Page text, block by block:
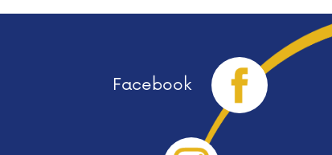
Facebook